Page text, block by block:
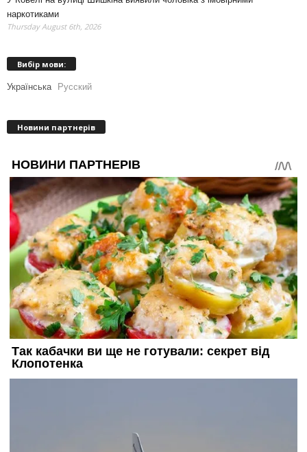
наркотиками
Thursday August 6th, 2026
Вибір мови:
Українська Русский
Новини партнерів